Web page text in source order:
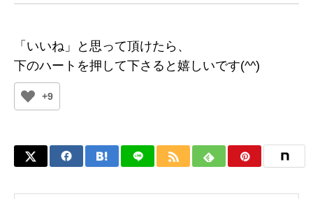
「いいね」と思って頂けたら、
下のハートを押して下さると嬉しいです(^^)
+9